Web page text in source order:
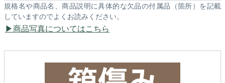
規格名や商品名、商品説明に具体的な欠品の付属品（箇所）を記載
していますのでよくお読みください。
商品写真についてはこちら